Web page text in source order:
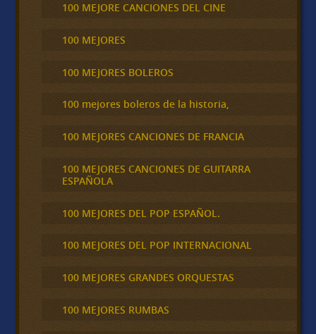
100 MEJORE CANCIONES DEL CINE
100 MEJORES
100 MEJORES BOLEROS
100 mejores boleros de la historia,
100 MEJORES CANCIONES DE FRANCIA
100 MEJORES CANCIONES DE GUITARRA
ESPAÑOLA
100 MEJORES DEL POP ESPAÑOL.
100 MEJORES DEL POP INTERNACIONAL
100 MEJORES GRANDES ORQUESTAS
100 MEJORES RUMBAS